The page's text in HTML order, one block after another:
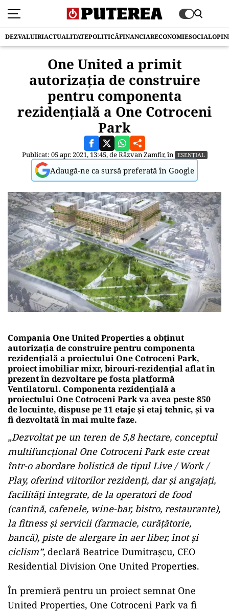
DEZVALUIRIACTUALITATEPOLITICĂFINANCIARECONOMIESOCIAL
One United a primit
autorizația de construire
pentru componenta
rezidențială a One Cotroceni
Park
Publicat: 05 apr. 2021, 13:45, deRăzvan Zamfir, în ESENȚIAL
Adaugă-ne ca sursă preferată în Google
Compania One United Properties a obținut
autorizația de construire pentru componenta
rezidențială a proiectului One Cotroceni Park,
proiect imobiliar mixr, birouri-rezidențial aflat în
prezent în dezvoltare pe fosta platformă
Ventilatorul. Componenta rezidențială a
proiectului One Cotroceni Park va avea peste 850
de locuinte, dispuse pe 11 etaje și etaj tehnic, și va
fi dezvoltată în mai multe faze.
„Dezvoltat pe un teren de 5,8 hectare, conceptul
multifuncțional One Cotroceni Park este creat
într-o abordare holistică de tipul Live / Work /
Play, oferind viitorilor rezidenți, dar și angajați,
facilități integrate, de la operatori de food
(cantină, cafenele, wine-bar, bistro, restaurante),
la fitness și servicii (farmacie, curățătorie,
bancă), piste de alergare în aer liber, înot și
ciclism”, declară Beatrice Dumitrașcu, CEO
Residential Division One United Properties.
În premieră pentru un proiect semnat One
United Properties, One Cotroceni Park va fi